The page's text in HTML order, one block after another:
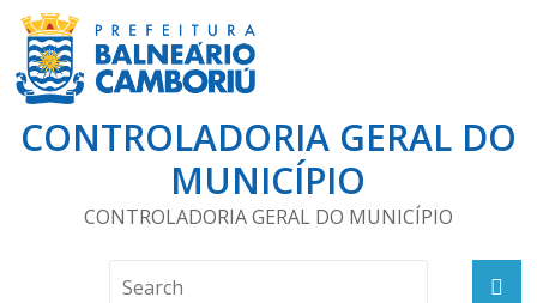
CONTROLADORIA GERAL DO
MUNICÍPIO
CONTROLADORIA GERAL DO MUNICÍPIO